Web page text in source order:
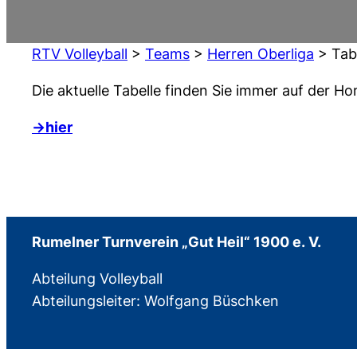
RTV Volleyball > Teams > Herren Oberliga >
Die aktuelle Tabelle finden Sie immer auf der
->hier
Rumelner Turnverein „Gut Heil“ 1900 e. V.
Abteilung Volleyball
Abteilungsleiter: Wolfgang Büschken